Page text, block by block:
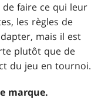
faire ce qui leur
les règles de
mais il est
plutôt que de
du jeu en tournoi.
marque.